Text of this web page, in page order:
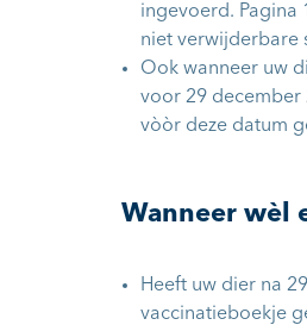
ingevoerd. Pagina
niet verwijderbare
Ook wanneer uw
voor 29 december
vòòr deze datum
Wanneer wèl
Heeft uw dier na
vaccinatieboekje